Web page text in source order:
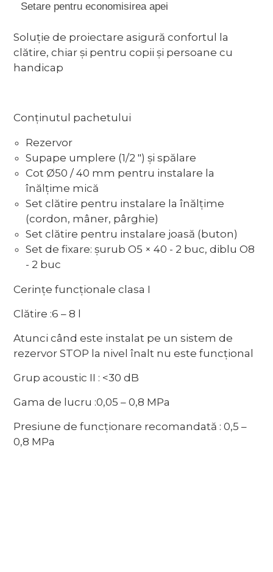
Setare pentru economisirea apei
Soluție de proiectare asigură confortul la
clătire, chiar și pentru copii și persoane cu
handicap
Conținutul pachetului
Rezervor
Supape umplere (1/2 ") și spălare
Cot Ø50 / 40 mm pentru instalare la
înălțime mică
Set clătire pentru instalare la înălțime
(cordon, mâner, pârghie)
Set clătire pentru instalare joasă (buton)
Set de fixare: șurub O5 × 40 - 2 buc, diblu O8
- 2 buc
Cerințe funcționale clasa I
Clătire :6 – 8 l
Atunci când este instalat pe un sistem de
rezervor STOP la nivel înalt nu este funcțional
Grup acoustic II : <30 dB
Gama de lucru :0,05 – 0,8 MPa
Presiune de funcționare recomandată : 0,5 –
0,8 MPa